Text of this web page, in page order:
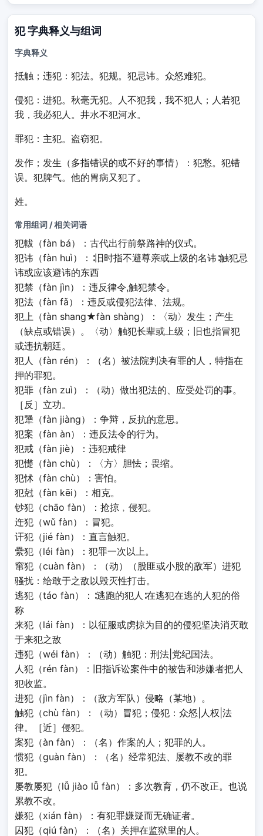
犯 字典释义与组词
字典释义
抵触；违犯 ： 犯法。 犯规。 犯忌讳。众怒难犯。
侵犯 ：进犯。秋毫无犯。人不犯我，我不犯人；人若犯
我，我必犯人。井水不犯河水。
罪犯 ：主犯。盗窃犯。
发作；发生（多指错误的或不好的事情） ： 犯愁。 犯错
误。 犯脾气。他的胃病又 犯了。
姓。
常用组词 / 相关词语
犯軷（fàn bá）：古代出行前祭路神的仪式。
犯讳（fàn huì）：∶旧时指不避尊亲或上级的名讳∶触犯忌
讳或应该避讳的东西
犯禁（fàn jìn）：违反律令,触犯禁令。
犯法（fàn fǎ）：违反或侵犯法律、法规。
犯上（fàn shang★fàn shàng）：〈动〉发生；产生
（缺点或错误）。〈动〉触犯长辈或上级；旧也指冒犯
或违抗朝廷。
犯人（fàn rén）：（名）被法院判决有罪的人，特指在
押的罪犯。
犯罪（fàn zuì）：（动）做出犯法的、应受处罚的事。
［反］立功。
犯犟（fàn jiàng）：争辩，反抗的意思。
犯案（fàn àn）：违反法令的行为。
犯戒（fàn jiè）：违犯戒律
犯憷（fàn chù）：〈方〉胆怯；畏缩。
犯怵（fàn chù）：害怕。
犯尅（fàn kēi）：相克。
钞犯（chāo fàn）：抢掠﹐侵犯。
迕犯（wǔ fàn）：冒犯。
讦犯（jié fàn）：直言触犯。
纍犯（léi fàn）：犯罪一次以上。
窜犯（cuàn fàn）：（动）（股匪或小股的敌军）进犯
骚扰：给敢于之敌以毁灭性打击。
逃犯（táo fàn）：∶逃跑的犯人∶在逃犯在逃的人犯的俗
称
来犯（lái fàn）：以征服或虏掠为目的的侵犯坚决消灭敢
于来犯之敌
违犯（wéi fàn）：（动）触犯：刑法|党纪国法。
人犯（rén fàn）：旧指诉讼案件中的被告和涉嫌者把人
犯收监。
进犯（jìn fàn）：（敌方军队）侵略（某地）。
触犯（chù fàn）：（动）冒犯；侵犯：众怒|人权|法
律。［近］侵犯。
案犯（àn fàn）：（名）作案的人；犯罪的人。
惯犯（guàn fàn）：（名）经常犯法、屡教不改的罪
犯。
屡教屡犯（lǚ jiào lǚ fàn）：多次教育，仍不改正。也说
累教不改。
嫌犯（xián fàn）：有犯罪嫌疑而无确证者。
囚犯（qiú fàn）：（名）关押在监狱里的人。